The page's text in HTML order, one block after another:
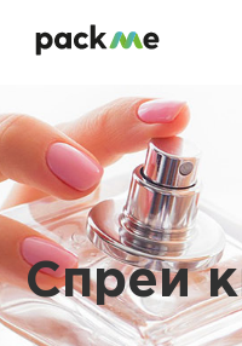
Спреи